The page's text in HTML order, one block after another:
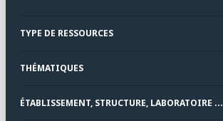
TYPE DE RESSOURCES
THÉMATIQUES
ÉTABLISSEMENT, STRUCTURE, LABORATOIRE ...